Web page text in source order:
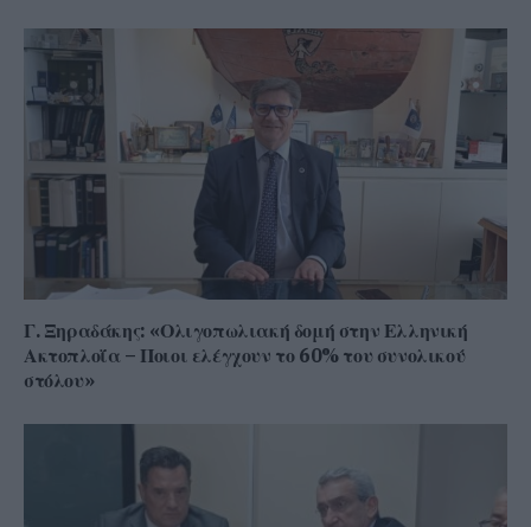
Γ. Ξηραδάκης: «Ολιγοπωλιακή δομή στην Ελληνική
Ακτοπλοΐα – Ποιοι ελέγχουν το 60% του συνολικού
στόλου»